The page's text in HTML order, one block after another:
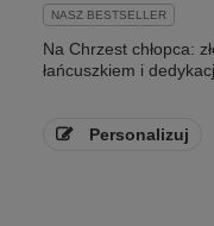
NASZ BESTSELLER
Na Chrzest chłopca:
łańcuszkiem i
Personalizuj